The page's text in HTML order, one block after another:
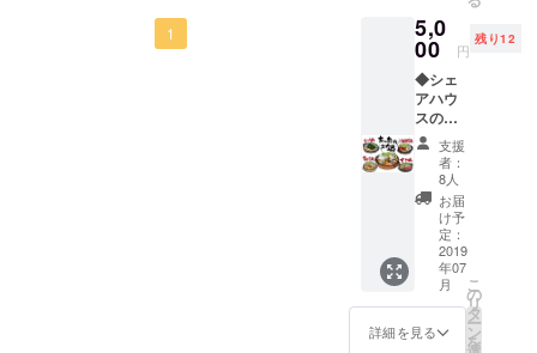
ンをやってます。余裕ある
今回はゴールが大きな金額
ざいます。今回のクラファ
1
で用意
します
が持参
でも大
丈夫で
す。 ・
また感
謝の
メッ
セージ
を送り
ます。
5,0
00 円
残り12
◆シェ
アハウ
スの鍋
イベン
ト参加
券6回分
・シェ
アハウ
スでは
月に一
度は鍋
をしま
す。た
とえ猛
暑日で
支援
者：
8人
お届
け予
定：
2019
年07
月
詳細を見る
こ
の
リ
タ
ー
ン
を